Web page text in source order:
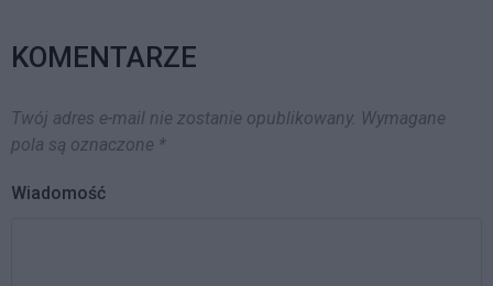
KOMENTARZE
Twój adres e-mail nie zostanie opublikowany. Wymagane
pola są oznaczone *
Wiadomość